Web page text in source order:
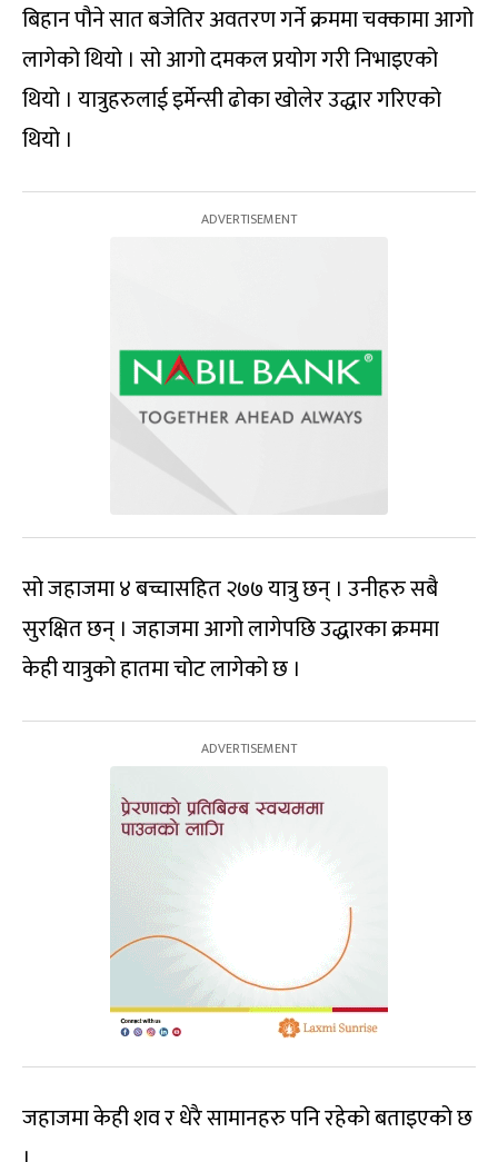
बिहान पौने सात बजेतिर अवतरण गर्ने क्रममा चक्कामा आगो
लागेको थियो । सो आगो दमकल प्रयोग गरी निभाइएको
थियो । यात्रुहरुलाई इर्मेन्सी ढोका खोलेर उद्धार गरिएको
थियो ।
सो जहाजमा ४ बच्चासहित २७७ यात्रु छन् । उनीहरु सबै
सुरक्षित छन् । जहाजमा आगो लागेपछि उद्धारका क्रममा
केही यात्रुको हातमा चोट लागेको छ ।
जहाजमा केही शव र धेरै सामानहरु पनि रहेको बताइएको छ